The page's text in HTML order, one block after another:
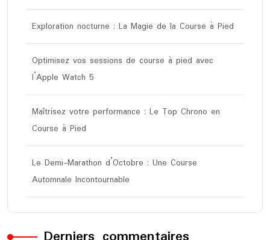
Exploration nocturne : La Magie de la Course à Pied
Optimisez vos sessions de course à pied avec
l’Apple Watch 5
Maîtrisez votre performance : Le Top Chrono en
Course à Pied
Le Demi-Marathon d’Octobre : Une Course
Automnale Incontournable